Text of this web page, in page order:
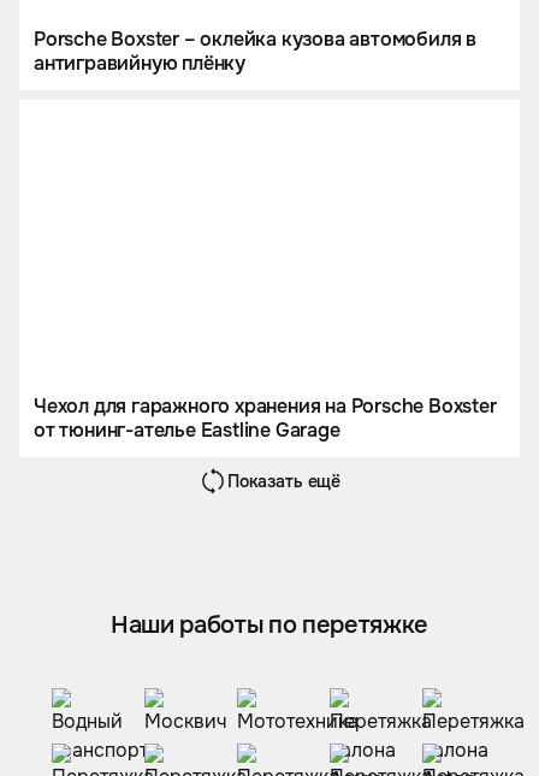
Porsche Boxster – оклейка кузова автомобиля в
антигравийную плёнку
Чехол для гаражного хранения на Porsche Boxster
от тюнинг-ателье Eastline Garage
Показать ещё
Наши работы по перетяжке